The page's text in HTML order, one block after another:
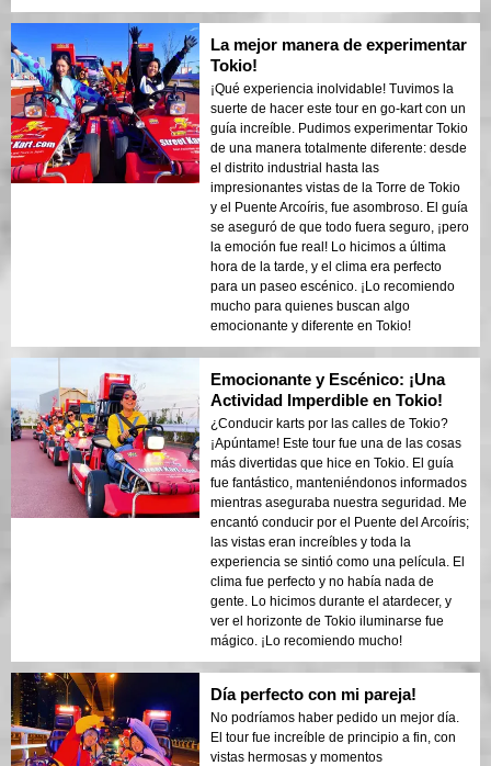
La mejor manera de experimentar
Tokio!
¡Qué experiencia inolvidable! Tuvimos la
suerte de hacer este tour en go-kart con un
guía increíble. Pudimos experimentar Tokio
de una manera totalmente diferente: desde
el distrito industrial hasta las
impresionantes vistas de la Torre de Tokio
y el Puente Arcoíris, fue asombroso. El guía
se aseguró de que todo fuera seguro, ¡pero
la emoción fue real! Lo hicimos a última
hora de la tarde, y el clima era perfecto
para un paseo escénico. ¡Lo recomiendo
mucho para quienes buscan algo
emocionante y diferente en Tokio!
Emocionante y Escénico: ¡Una
Actividad Imperdible en Tokio!
¿Conducir karts por las calles de Tokio?
¡Apúntame! Este tour fue una de las cosas
más divertidas que hice en Tokio. El guía
fue fantástico, manteniéndonos informados
mientras aseguraba nuestra seguridad. Me
encantó conducir por el Puente del Arcoíris;
las vistas eran increíbles y toda la
experiencia se sintió como una película. El
clima fue perfecto y no había nada de
gente. Lo hicimos durante el atardecer, y
ver el horizonte de Tokio iluminarse fue
mágico. ¡Lo recomiendo mucho!
Día perfecto con mi pareja!
No podríamos haber pedido un mejor día.
El tour fue increíble de principio a fin, con
vistas hermosas y momentos